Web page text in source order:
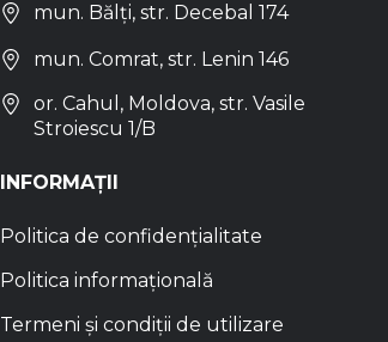
mun. Bălți, str. Decebal 174
mun. Comrat, str. Lenin 146
or. Cahul, Moldova, str. Vasile
Stroiescu 1/B
INFORMAȚII
Politica de confidențialitate
Politica informațională
Termeni și condiții de utilizare